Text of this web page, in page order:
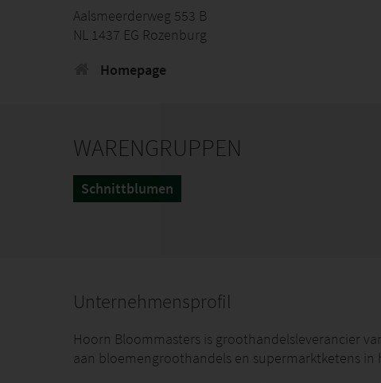
Aalsmeerderweg 553 B
NL 1437 EG Rozenburg
Homepage
WARENGRUPPEN
Schnittblumen
Unternehmensprofil
Hoorn Bloommasters is groothandelsleverancier
aan bloemengroothandels en supermarktketens in